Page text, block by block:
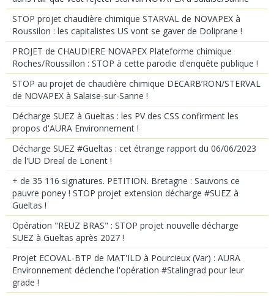
STOP projet chaudière chimique STARVAL de NOVAPEX à
Roussilon : les capitalistes US vont se gaver de Doliprane !
PROJET de CHAUDIERE NOVAPEX Plateforme chimique
Roches/Roussillon : STOP à cette parodie d'enquête publique !
STOP au projet de chaudière chimique DECARB’RON/STERVAL
de NOVAPEX à Salaise-sur-Sanne !
Décharge SUEZ à Gueltas : les PV des CSS confirment les
propos d'AURA Environnement !
Décharge SUEZ #Gueltas : cet étrange rapport du 06/06/2023
de l'UD Dreal de Lorient !
+ de 35 116 signatures. PETITION. Bretagne : Sauvons ce
pauvre poney ! STOP projet extension décharge #SUEZ à
Gueltas !
Opération "REUZ BRAS" : STOP projet nouvelle décharge
SUEZ à Gueltas après 2027 !
Projet ECOVAL-BTP de MAT'ILD à Pourcieux (Var) : AURA
Environnement déclenche l'opération #Stalingrad pour leur
grade !